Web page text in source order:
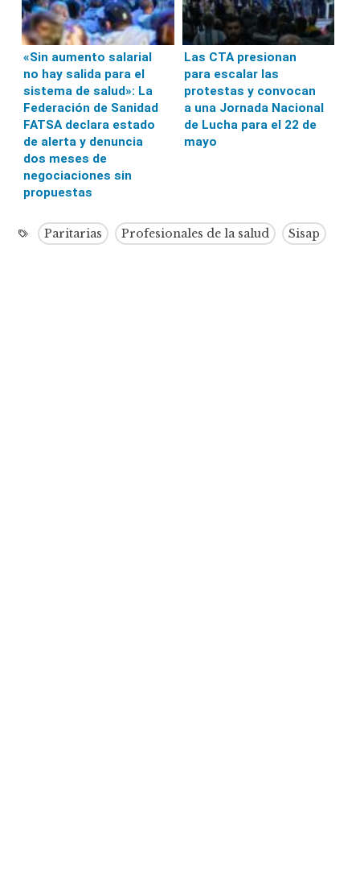
«Sin aumento salarial
no hay salida para el
sistema de salud»: La
Federación de Sanidad
FATSA declara estado
de alerta y denuncia
dos meses de
negociaciones sin
propuestas
Las CTA presionan
para escalar las
protestas y convocan
a una Jornada Nacional
de Lucha para el 22 de
mayo
Paritarias Profesionales de la salud Sisap